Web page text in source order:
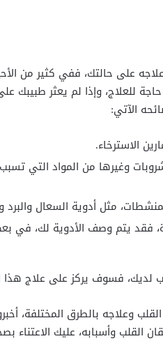
على حالتك، ففي كثير من
للعلاج، وإذا لم يعثر طبيبك
الآتي:
الاسترخاء.
وغيرها من المواد التي تسبب
مثل أدوية السعال
فقد يتم وصف الأدوية لك، في
لديك، فسوف يركز على علاج
وعلاجه بالطرق المختلفة،
القلب وأسبابه، عليك الاعتناء